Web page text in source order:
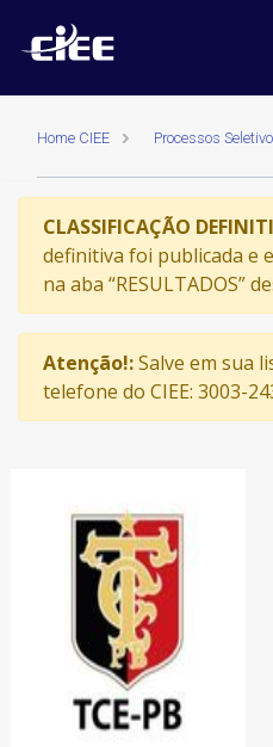
Home CIEE Processos
CLASSIFICAÇÃO
definitiva foi publicada e
na aba “RESULTADOS”
Atenção!:Salve em sua
telefone do CIEE: 3003-